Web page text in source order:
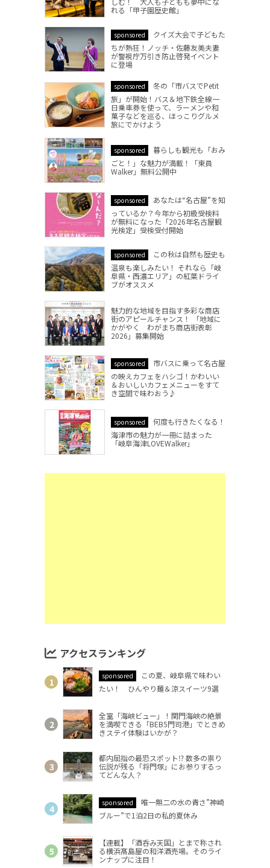
れる「甲子園歴史館」
sponsored
クイズ大会で子どもた
ちが熱狂！ノッチ・佐藤友美夫妻
が警視庁万引き防止啓発イベント
に登場
sponsored
冬の「市バスでPetit
旅」が開始！バス＆地下鉄全線一
日乗車券を使って、ラーメンや和
菓子などを巡る、ほっこりグルメ
旅にでかけよう
sponsored
暮らしも観光も「おみ
ごと！」な魅力が満載！「東員
Walker」無料公開中
sponsored
あなたは“名古屋”を知
っているか？今年から初級受検料
が無料になった「2026年名古屋観
光検定」受検受付開始
sponsored
この秋は自然も歴史も
温泉も楽しみたい！ それなら「岐
阜県・西濃エリア」の紅葉ドライ
ブがオススメ
魅力的な地域を目指す多彩な商店
街のアピールチャンス！ 「地域に
かがやく わがまち商店街表彰
2026」募集開始
sponsored
市バスに乗って名古屋
の映えカフェをハシゴ！かわいい
＆おいしいカフェメニューをすて
き空間で味わおう♪
sponsored
何度も行きたくなる！
海津市の魅力が一冊に詰まった
「岐阜海津LOVEWalker」
アクセスランキング
sponsored
この夏、岐阜県で味わい
たい！ ひんやり麺＆涼スイーツ9選
全室「海峡ビュー」！関門海峡の絶景
を満喫できる「BEB5門司港」でときめ
きステイ体験はいかが？
都内屈指の最恐スポット⁉ 数多の祟り
伝説が残る「将門塚」にお参りするっ
てどんな人？
sponsored
唯一無二の水の青さ”神崎
ブルー”で1泊2日の私的夏休み
【連載】「酒呑み天国」とまで称され
る横浜髙島屋の和洋酒売場。そのライ
ンナップに注目！